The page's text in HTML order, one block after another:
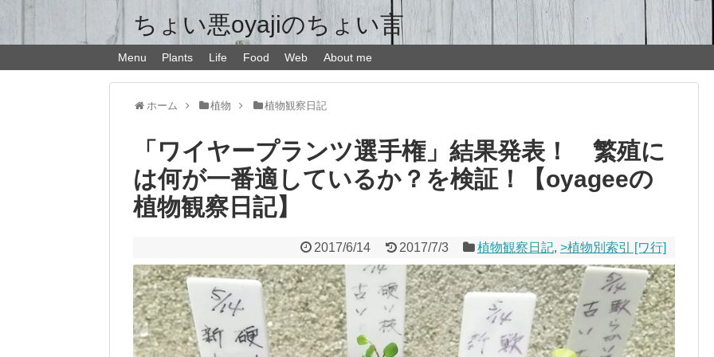
ちょい悪oyajiのちょい言
Menu Plants Life Food Web About me
ホーム 植物 植物観察日記
「ワイヤープランツ選手権」結果発表！ 繁殖に
は何が一番適しているか？を検証！【oyageeの
植物観察日記】
2017/6/14 2017/7/3 植物観察日記, >植物別索引 [ワ行]